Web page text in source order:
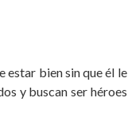
estar bien sin que él le
y buscan ser héroes